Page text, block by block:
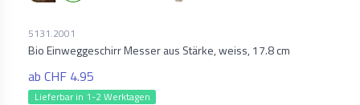
5131.2001
Bio Einweggeschirr Messer aus Stärke, weiss, 17.8 cm
ab CHF 4.95
Lieferbar in 1-2 Werktagen